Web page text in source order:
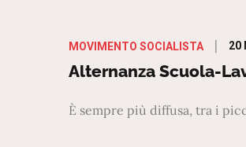
MOVIMENTO SOCIALISTA
on
20
Alternanza Scuola-
È sempre più diffusa, tra i